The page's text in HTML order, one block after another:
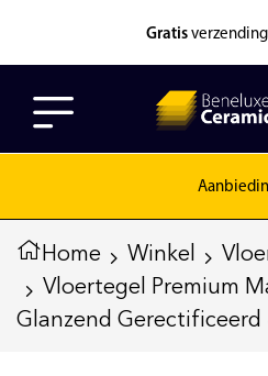
Gratis
Home Winkel
Vloertegel Premium
Glanzend Gerectificeerd